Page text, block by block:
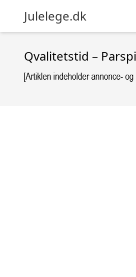
Julelege.dk
Qvalitetstid –